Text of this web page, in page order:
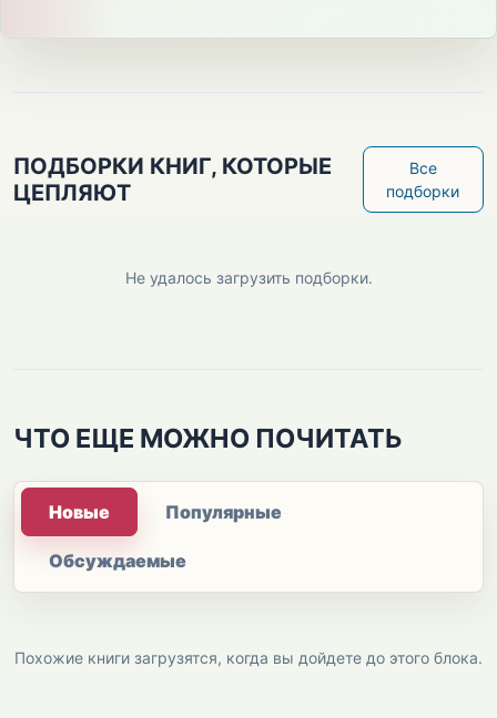
ПОДБОРКИ КНИГ, КОТОРЫЕ
ЦЕПЛЯЮТ
Все
подборки
Не удалось загрузить подборки.
ЧТО ЕЩЕ МОЖНО ПОЧИТАТЬ
Новые Популярные
Обсуждаемые
Похожие книги загрузятся, когда вы дойдете до этого блока.